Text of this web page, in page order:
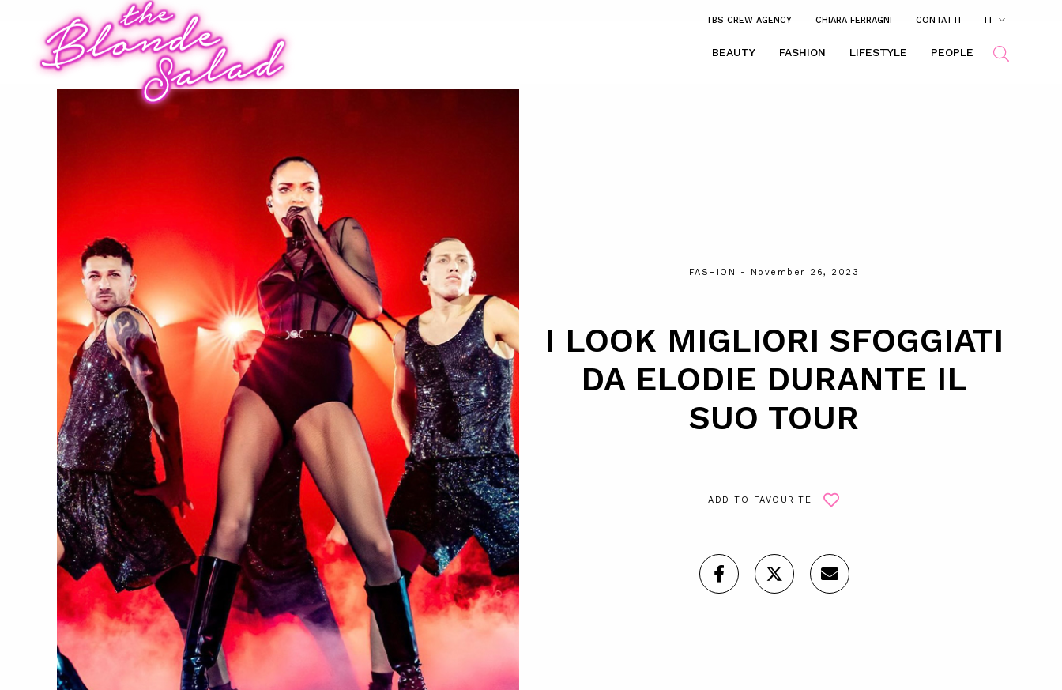
TBS CREW AGENCY CHIARA FERRAGNI CONTATTI IT
BEAUTY FASHION LIFESTYLE PEOPLE
FASHION - November 26, 2023
I LOOK MIGLIORI SFOGGIATI
DA ELODIE DURANTE IL
SUO TOUR
ADD TO FAVOURITE